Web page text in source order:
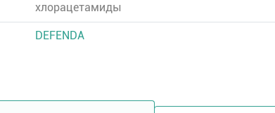
хлорацетамиды
DEFENDA